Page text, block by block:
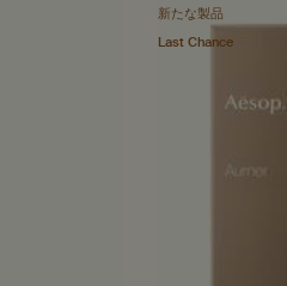
新たな製品
Last Chance